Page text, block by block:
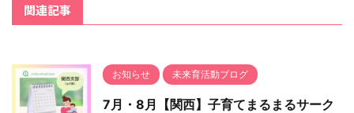
関連記事
お知らせ 未来育活動ブログ
7月・8月【関西】子育てまるまるサーク